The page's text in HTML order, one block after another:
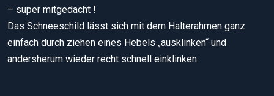
– super mitgedacht !
Das Schneeschild lässt sich mit dem Halterahmen ganz
einfach durch ziehen eines Hebels „ausklinken“ und
andersherum wieder recht schnell einklinken.